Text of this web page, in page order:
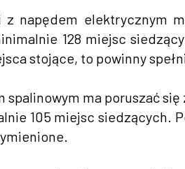
napędem elektrycznym
128 miejsc
stojące, to powinny
spalinowym ma poruszać
105 miejsc siedzących.